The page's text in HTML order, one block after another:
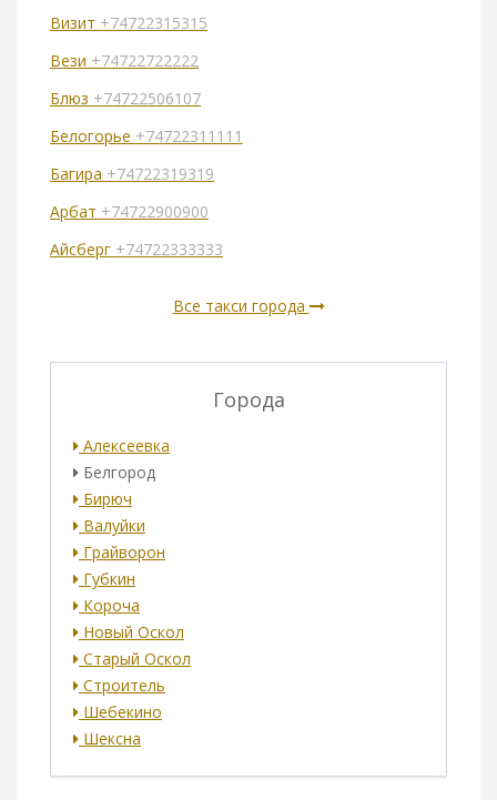
Визит +74722315315
Вези +74722722222
Блюз +74722506107
Белогорье +74722311111
Багира +74722319319
Арбат +74722900900
Айсберг +74722333333
Все такси города
Города
Алексеевка
Белгород
Бирюч
Валуйки
Грайворон
Губкин
Короча
Новый Оскол
Старый Оскол
Строитель
Шебекино
Шексна